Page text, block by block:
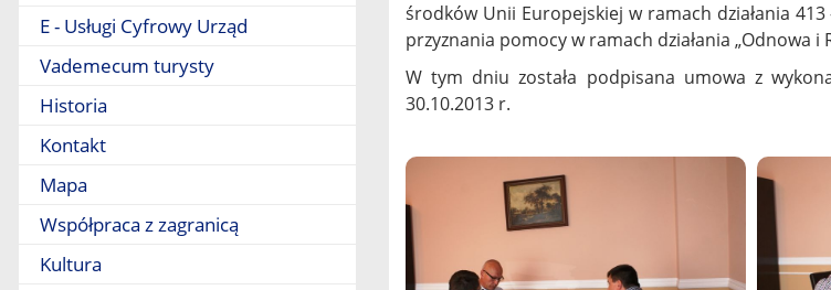
E - Usługi Cyfrowy Urząd
Vademecum turysty
Historia
Kontakt
Mapa
Współpraca z zagranicą
Kultura
środków Unii Europejskiej w ramach działania
przyznania pomocy w ramach działania „Odnowa i
W tym dniu została podpisana umowa z
30.10.2013 r.